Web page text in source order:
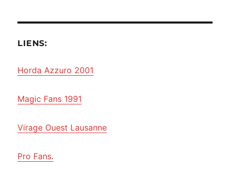
LIENS:
Horda Azzuro 2001
Magic Fans 1991
Virage Ouest Lausanne
Pro Fans.